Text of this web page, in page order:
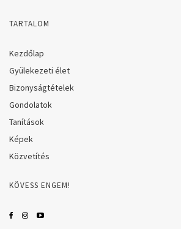
TARTALOM
Kezdőlap
Gyülekezeti élet
Bizonyságtételek
Gondolatok
Tanítások
Képek
Közvetítés
KÖVESS ENGEM!